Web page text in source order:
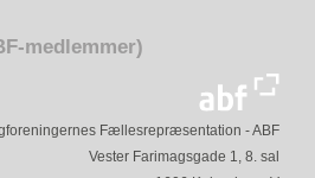
medlemmer)
Fællesrepræsentation - ABF
Vester Farimagsgade 1, 8. sal